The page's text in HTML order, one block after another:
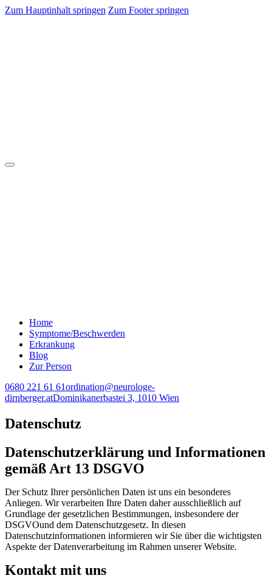
Zum Hauptinhalt springen Zum Footer springen
Home
Symptome/Beschwerden
Erkrankung
Blog
Zur Person
0680 221 61 61ordination@neurologe-
dirnberger.atDominikanerbastei 3, 1010 Wien
Datenschutz
Datenschutzerklärung und Informationen
gemäß Art 13 DSGVO
Der Schutz Ihrer persönlichen Daten ist uns ein besonderes
Anliegen. Wir verarbeiten Ihre Daten daher ausschließlich auf
Grundlage der gesetzlichen Bestimmungen, insbesondere der
DSGVOund dem Datenschutzgesetz. In diesen
Datenschutzinformationen informieren wir Sie über die wichtigsten
Aspekte der Datenverarbeitung im Rahmen unserer Website.
Kontakt mit uns